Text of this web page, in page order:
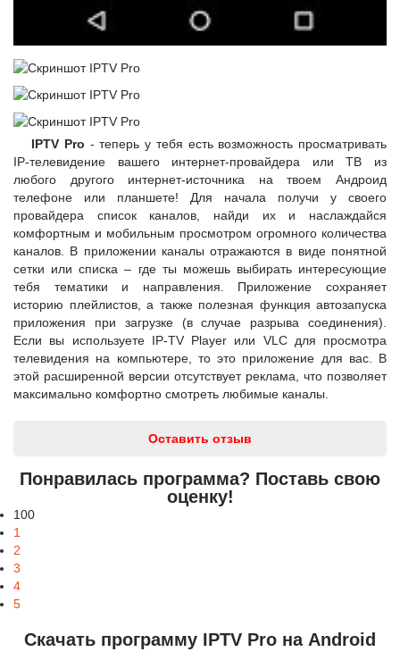
IPTV Pro - теперь у тебя есть возможность просматривать
IP-телевидение вашего интернет-провайдера или ТВ из
любого другого интернет-источника на твоем Андроид
телефоне или планшете! Для начала получи у своего
провайдера список каналов, найди их и наслаждайся
комфортным и мобильным просмотром огромного количества
каналов. В приложении каналы отражаются в виде понятной
сетки или списка – где ты можешь выбирать интересующие
тебя тематики и направления. Приложение сохраняет
историю плейлистов, а также полезная функция автозапуска
приложения при загрузке (в случае разрыва соединения).
Если вы используете IP-TV Player или VLC для просмотра
телевидения на компьютере, то это приложение для вас. В
этой расширенной версии отсутствует реклама, что позволяет
максимально комфортно смотреть любимые каналы.
Оставить отзыв
Понравилась программа? Поставь свою
оценку!
100
1
2
3
4
5
Скачать программу IPTV Pro на Android